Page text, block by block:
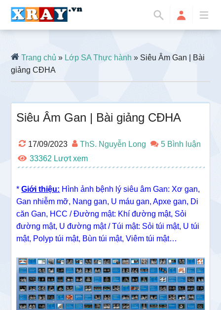
Trang chủ » Lớp SA Thực hành » Siêu Âm Gan | Bài
giảng CĐHA
Siêu Âm Gan | Bài giảng CĐHA
17/09/2023 ThS. Nguyễn Long
5 Bình luận
33362
*Giới thiệu: Hình ảnh bệnh lý siêu âm Gan: Xơ gan,
Gan nhiễm mỡ, Nang gan, U máu gan, Apxe gan, Di
căn Gan, HCC / Đường mật: Khí đường mật, Sỏi
đường mật, U đường mật / Túi mật: Sỏi túi mật, U túi
mật, Polyp túi mật, Bùn túi mật, Viêm túi mật…